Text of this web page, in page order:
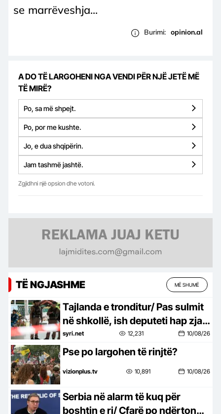
se marrëveshja...
Burimi: opinion.al
A DO TË LARGOHENI NGA VENDI PËR NJË JETË MË
TË MIRË?
Po, sa më shpejt.
Po, por me kushte.
Jo, e dua shqipërin.
Jam tashmë jashtë.
Zgjidhni një opsion dhe votoni.
TË NGJASHME MË SHUMË
Tajlanda e tronditur/ Pas sulmit
në shkollë, ish deputeti hap zjarr
në zyrat e administratës
syri.net 12,231 10/08/26
Pse po largohen të rinjtë?
vizionplus.tv 10,891 10/08/26
Serbia në alarm të kuq për
boshtin e ri/ Çfarë po ndërton